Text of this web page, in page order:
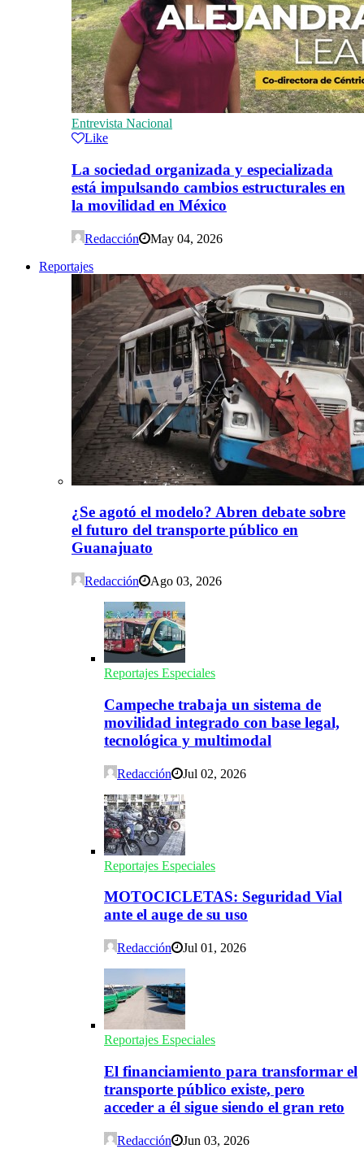
Entrevista Nacional
Like
La sociedad organizada y especializada
está impulsando cambios estructurales en
la movilidad en México
Redacción
May 04, 2026
Reportajes
¿Se agotó el modelo? Abren debate sobre
el futuro del transporte público en
Guanajuato
Redacción Ago 03, 2026
Reportajes Especiales
Campeche trabaja un sistema de
movilidad integrado con base legal,
tecnológica y multimodal
Redacción Jul 02, 2026
Reportajes Especiales
MOTOCICLETAS: Seguridad Vial
ante el auge de su uso
Redacción Jul 01, 2026
Reportajes Especiales
El financiamiento para transformar el
transporte público existe, pero
acceder a él sigue siendo el gran reto
Redacción Jun 03, 2026